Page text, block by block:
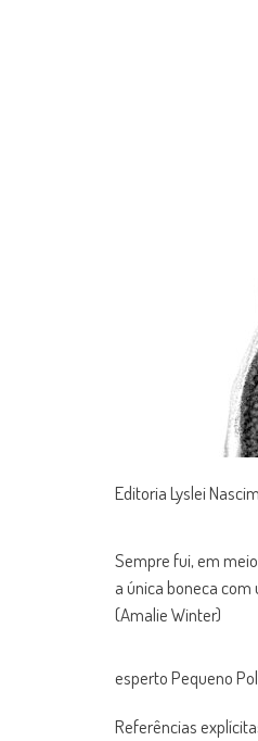
Editoria Lyslei
Sempre fui, em
a única boneca com
(Amalie Winter)
esperto Pequeno
Referências